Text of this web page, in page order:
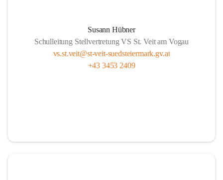
Susann Hübner
Schulleitung Stellvertretung VS St. Veit am Vogau
vs.st.veit@st-veit-suedsteiermark.gv.at
+43 3453 2409